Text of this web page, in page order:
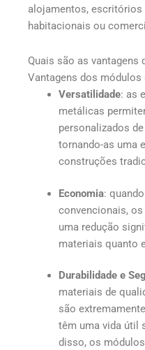
alojamentos,
habitacionais ou
Quais são as vantagens
Vantagens dos
Versatilidade: as
metálicas
personalizados
tornando-as uma
construções
Economia:
convencionais,
uma redução
materiais quanto
Durabilidade e
materiais de
são
têm uma vida útil
disso, os